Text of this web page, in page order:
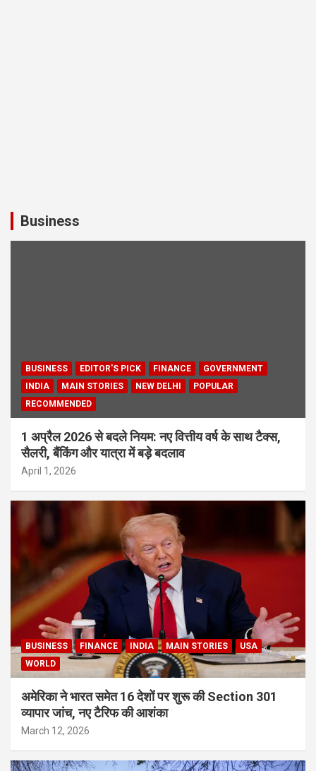
Business
BUSINESS EDITOR'S PICK FINANCE
GOVERNMENT
INDIA
MAIN STORIES NEW DELHI
POPULAR
RECOMMENDED
1 अप्रैल 2026 से बदले नियम: नए वित्तीय वर्ष के साथ टैक्स,
सैलरी, बैंकिंग और यात्रा में बड़े बदलाव
April 1, 2026
BUSINESS FINANCE INDIA MAIN STORIES
USA
WORLD
अमेरिका ने भारत समेत 16 देशों पर शुरू की Section 301
व्यापार जांच, नए टैरिफ की आशंका
March 12, 2026